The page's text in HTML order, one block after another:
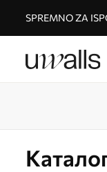
SPREMNO ZA